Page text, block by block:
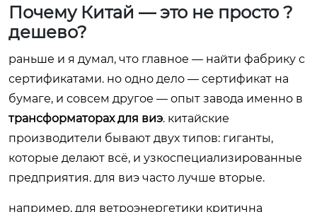
Почему Китай — это не просто ?
дешево?
раньше и я думал, что главное — найти фабрику с
сертификатами. но одно дело — сертификат на
бумаге, и совсем другое — опыт завода именно в
трансформаторах для виэ. китайские
производители бывают двух типов: гиганты,
которые делают всё, и узкоспециализированные
предприятия. для виэ часто лучше вторые.
например, для ветроэнергетики критична